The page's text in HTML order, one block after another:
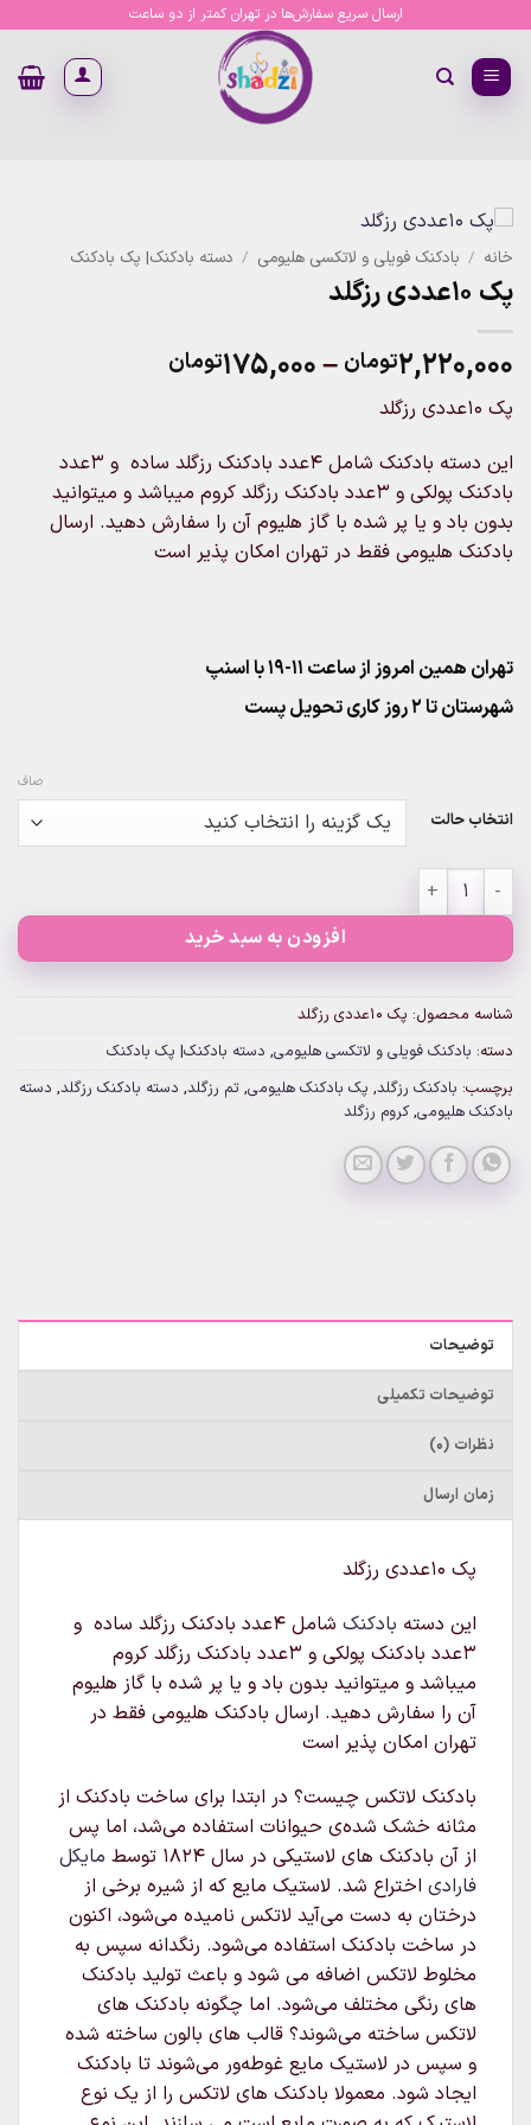
content
ارسال سریع سفارش‌ها در تهران کمتر از دو ساعت
خانه / بادکنک فویلی و لاتکسی هلیومی / دسته بادکنک| پک بادکنک
پک ۱۰عددی رزگلد
۲,۲۲۰,۰۰۰تومان –۱۷۵,۰۰۰تومان
through
۲,۲۲۰,۰۰۰تومان
پک ۱۰عددی رزگلد
این دسته بادکنک شامل ۴عدد بادکنک رزگلد ساده و ۳عدد
بادکنک پولکی و ۳عدد بادکنک رزگلد کروم میباشد و میتوانید
بدون باد و یا پر شده با گاز هلیوم آن را سفارش دهید. ارسال
بادکنک هلیومی فقط در تهران امکان پذیر است
تهران همین امروز از ساعت ۱۱-۱۹ با اسنپ
شهرستان تا 2 روز کاری تحویل پست
انتخاب حالت
صاف
افزودن به سبد خرید
شناسه محصول: پک ۱۰عددی رزگلد
دسته: بادکنک فویلی و لاتکسی هلیومی, دسته بادکنک| پک بادکنک
برچسب: بادکنک رزگلد, پک بادکنک هلیومی, تم رزگلد, دسته بادکنک رزگلد, دسته
بادکنک هلیومی,کروم رزگلد
توضیحات
توضیحات تکمیلی
نظرات (0)
زمان ارسال
پک ۱۰عددی رزگلد
این دسته بادکنک
شامل ۴عدد بادکنک رزگلد ساده و
۳عدد بادکنک پولکی و ۳عدد بادکنک رزگلد کروم
میباشد و میتوانید بدون باد و یا پر شده با گاز هلیوم
آن را سفارش دهید. ارسال بادکنک هلیومی فقط در
تهران امکان پذیر است
بادکنک لاتکس چیست؟ در ابتدا برای ساخت بادکنک از
مثانه خشک شده‌ی حیوانات استفاده می‌شد، اما پس
از آن بادکنک های لاستیکی در سال ۱۸۲۴ توسط
مایکل
فارادی اختراع شد. لاستیک مایع که از شیره برخی از
درختان به دست می‌آید لاتکس نامیده می‌شود، اکنون
در ساخت بادکنک استفاده می‌شود. رنگدانه سپس به
مخلوط لاتکس اضافه می شود و باعث تولید بادکنک
های رنگی مختلف می‌شود. اما چگونه بادکنک های
لاتکس ساخته می‌شوند؟ قالب های بالون ساخته شده
و سپس در لاستیک مایع غوطه‌ور می‌شوند تا بادکنک
ایجاد شود. معمولا بادکنک های لاتکس را از یک نوع